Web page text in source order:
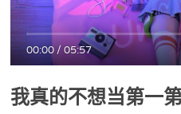
00:00/05:57
我真的不想当第一